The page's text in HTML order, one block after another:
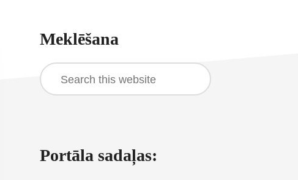
Sidebar
Meklēšana
Search
this
website
Portāla sadaļas: